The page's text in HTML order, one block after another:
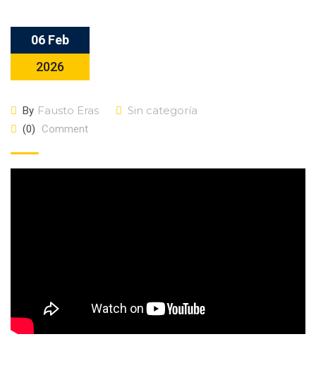
06 Feb
2026
By Fausto Eras Sin categoría
(0) Comment